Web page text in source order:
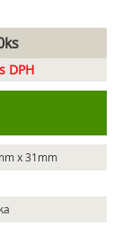
DPH
x 31mm